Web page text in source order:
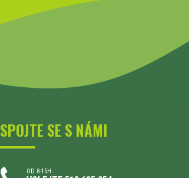
SPOJTE SE S NÁMI
OD 8-15H